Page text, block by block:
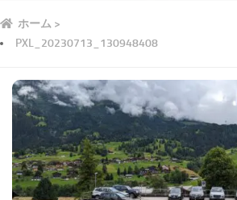
ホーム >
PXL_20230713_130948408